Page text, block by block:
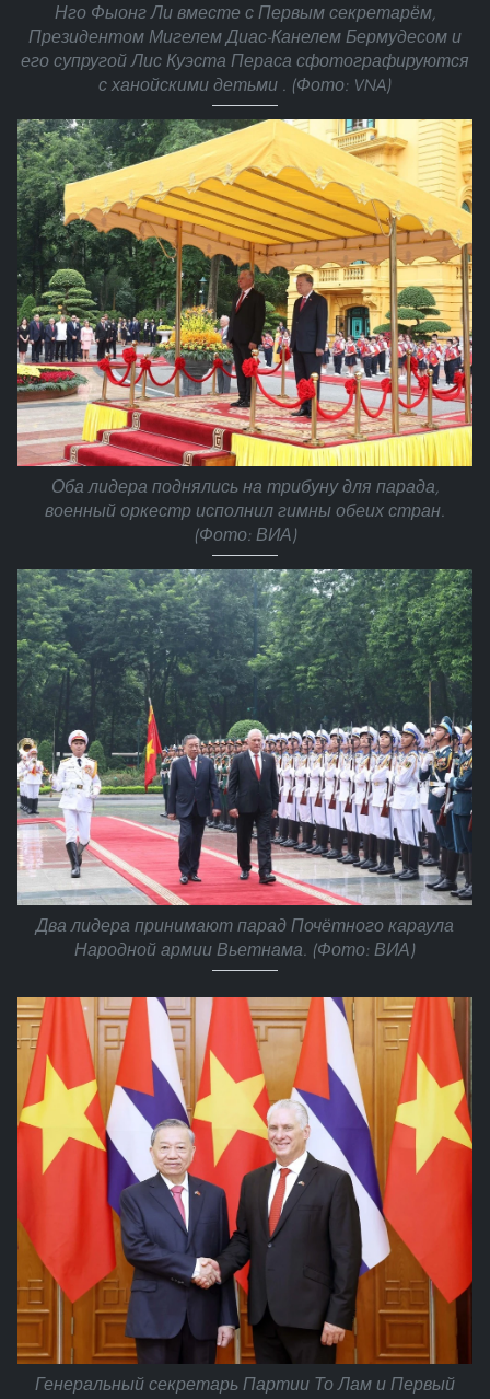
Нго Фыонг Ли вместе с Первым секретарём,
Президентом Мигелем Диас-Канелем Бермудесом и
его супругой Лис Куэста Пераса сфотографируются
с ханойскими детьми . (Фото: VNA)
Оба лидера поднялись на трибуну для парада,
военный оркестр исполнил гимны обеих стран.
(Фото: ВИА)
Два лидера принимают парад Почётного караула
Народной армии Вьетнама. (Фото: ВИА)
Генеральный секретарь Партии То Лам и Первый